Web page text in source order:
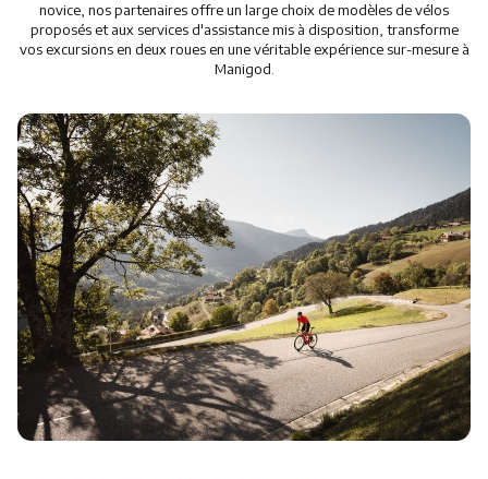
Animations
novice, nos partenaires offre un large choix de modèles de vélos
proposés et aux services d'assistance mis à disposition, transforme
vos excursions en deux roues en une véritable expérience sur-mesure à
Manigod.